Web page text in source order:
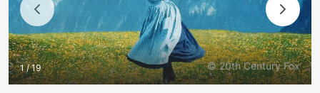
© 20th Century Fox
1 / 19